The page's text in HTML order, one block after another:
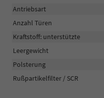
Antriebsart
Anzahl Türen
Kraftstoff: unterstützte
Leergewicht
Polsterung
Rußpartikelfilter / SCR